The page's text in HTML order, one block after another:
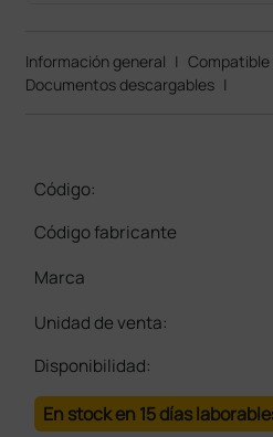
Información general |
Documentos descargables |
Código:
Código fabricante
Marca
Unidad de venta:
Disponibilidad:
En stock en 15 días